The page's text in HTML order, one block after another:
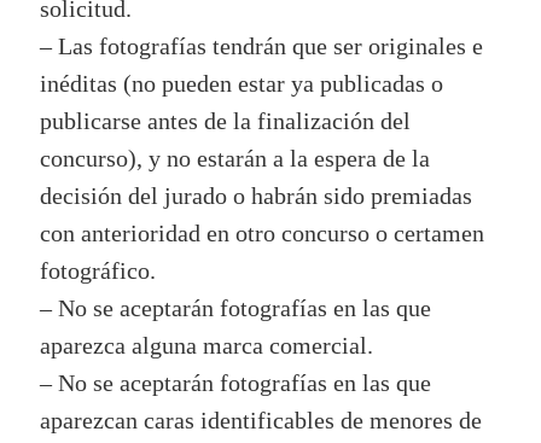
solicitud.
– Las fotografías tendrán que ser originales e
inéditas (no pueden estar ya publicadas o
publicarse antes de la finalización del
concurso), y no estarán a la espera de la
decisión del jurado o habrán sido premiadas
con anterioridad en otro concurso o certamen
fotográfico.
– No se aceptarán fotografías en las que
aparezca alguna marca comercial.
– No se aceptarán fotografías en las que
aparezcan caras identificables de menores de